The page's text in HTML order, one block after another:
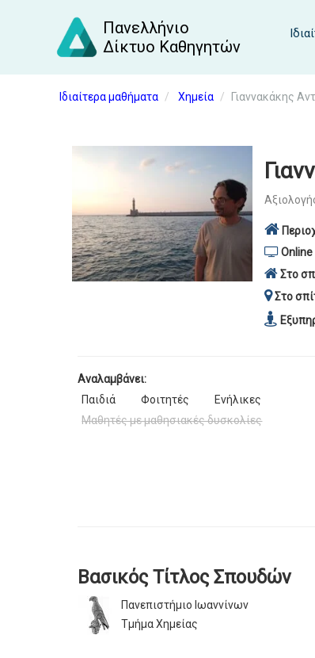
Πανελλήνιο
Δίκτυο Καθηγητών
Ιδιαίτερα μαθήματα Χημεία Γιαννακάκης
Online
Στο
Στο
Αναλαμβάνει:
Παιδιά
Φοιτητές
Ενήλικες
Μαθητές με μαθησιακές δυσκολίες
Βασικός Τίτλος Σπουδών
Πανεπιστήμιο Ιωαννίνων
Τμήμα Χημείας